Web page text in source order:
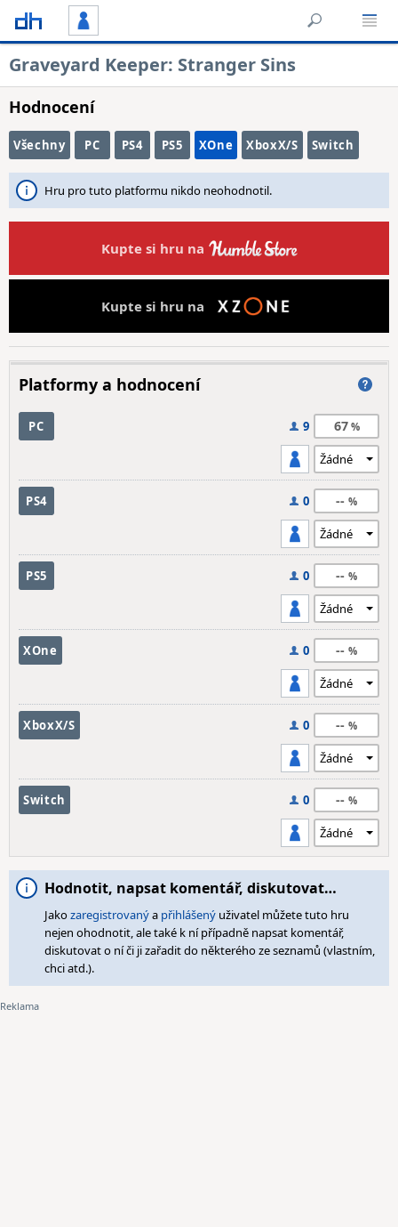
Graveyard Keeper: Stranger Sins
Hodnocení
Všechny PC PS4 PS5 XOne XboxX/S Switch
Hru pro tuto platformu nikdo neohodnotil.
Kupte si hru na
Kupte si hru na
Platformy a hodnocení
PC 9 67
PS4 0 --
PS5 0 --
XOne 0 --
XboxX/S 0 --
Switch 0 --
Hodnotit, napsat komentář, diskutovat…
Jakozaregistrovanýa přihlášený uživatel můžete tuto hru
nejen ohodnotit, ale také k ní případně napsat komentář,
diskutovat o ní či ji zařadit do některého ze seznamů (vlastním,
chci atd.).